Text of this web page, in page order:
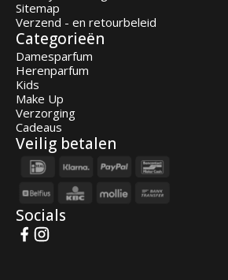
Sitemap
Verzend - en retourbeleid
Categorieën
Damesparfum
Herenparfum
Kids
Make Up
Verzorging
Cadeaus
Veilig betalen
Socials